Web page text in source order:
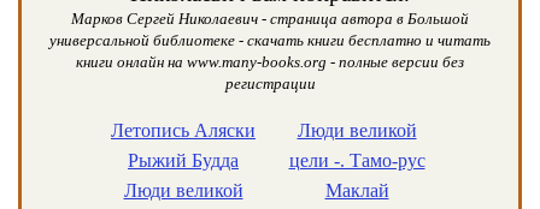
Марков Сергей Николаевич - страница автора в Большой
универсальной библиотеке - скачать книги бесплатно и читать
книги онлайн на www.many-books.org - полные версии без
регистрации
Летопись Аляски
Рыжий Будда
Люди великой
Люди великой
цели -. Тамо-рус
Маклай